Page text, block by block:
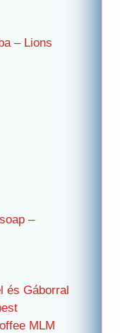
– Lions
–
és Gáborral
MLM